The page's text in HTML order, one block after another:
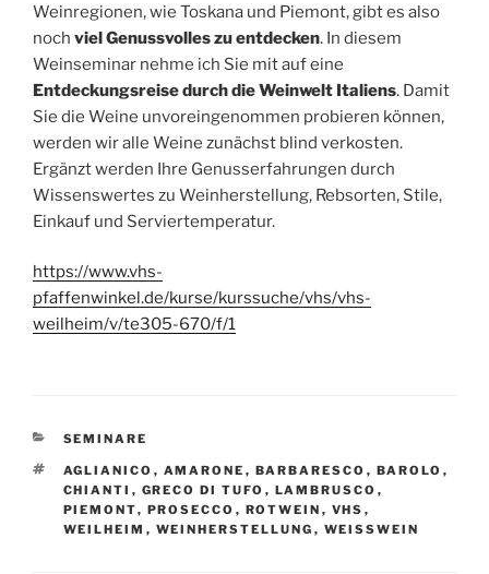
Weinregionen, wie Toskana und Piemont, gibt es also
noch viel Genussvolles zu entdecken. In diesem
Weinseminar nehme ich Sie mit auf eine
Entdeckungsreise durch die Weinwelt Italiens. Damit
Sie die Weine unvoreingenommen probieren können,
werden wir alle Weine zunächst blind verkosten.
Ergänzt werden Ihre Genusserfahrungen durch
Wissenswertes zu Weinherstellung, Rebsorten, Stile,
Einkauf und Serviertemperatur.
https://www.vhs-
pfaffenwinkel.de/kurse/kurssuche/vhs/vhs-
weilheim/v/te305-670/f/1
KATEGORIEN
SEMINARE
SCHLAGWÖRTER
AGLIANICO , AMARONE , BARBARESCO , BAROLO ,
CHIANTI , GRECO DI TUFO , LAMBRUSCO ,
PIEMONT, PROSECCO , ROTWEIN , VHS ,
WEILHEIM , WEINHERSTELLUNG , WEISSWEIN